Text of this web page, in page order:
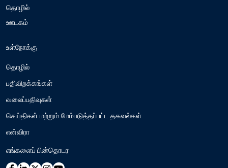
தொழில்
ஊடகம்
உள்நோக்கு
தொழில்
பதிவிறக்கங்கள்
வலைப்பதிவுகள்
செய்திகள் மற்றும் மேம்படுத்தப்பட்ட தகவல்கள்
என்விரா
எங்களைப் பின்தொடர